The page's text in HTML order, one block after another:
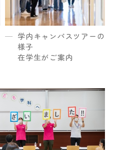
学内キャンパスツアーの
様子
在学生がご案内